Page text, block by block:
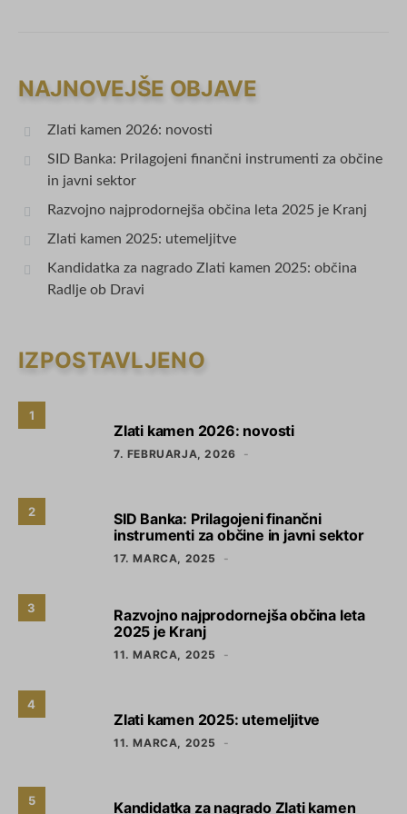
NAJNOVEJŠE OBJAVE
Zlati kamen 2026: novosti
SID Banka: Prilagojeni finančni instrumenti za občine
in javni sektor
Razvojno najprodornejša občina leta 2025 je Kranj
Zlati kamen 2025: utemeljitve
Kandidatka za nagrado Zlati kamen 2025: občina
Radlje ob Dravi
IZPOSTAVLJENO
1
Zlati kamen 2026: novosti
7. FEBRUARJA, 2026
2
SID Banka: Prilagojeni finančni
instrumenti za občine in javni sektor
17. MARCA, 2025
3
Razvojno najprodornejša občina leta
2025 je Kranj
11. MARCA, 2025
4
Zlati kamen 2025: utemeljitve
11. MARCA, 2025
5 Kandidatka za nagrado Zlati kamen